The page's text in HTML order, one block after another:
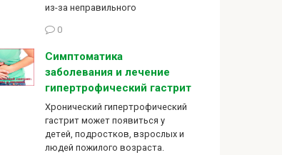
из-за неправильного
0
Симптоматика
заболевания и лечение
гипертрофический гастрит
Хронический гипертрофический
гастрит может появиться у
детей, подростков, взрослых и
людей пожилого возраста.